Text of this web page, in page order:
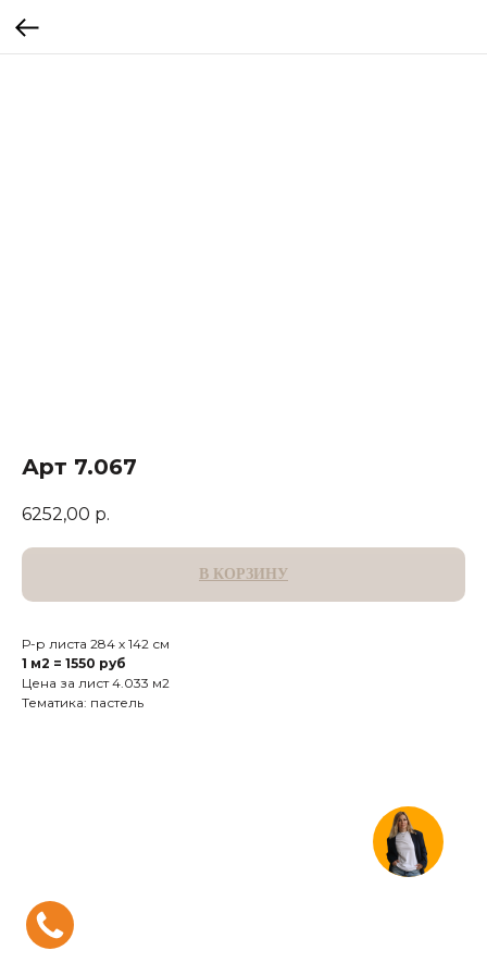
Арт 7.067
6252,00 р.
В КОРЗИНУ
Р-р листа 284 х 142 см
1 м2 = 1550 руб
Цена за лист 4.033 м2
Тематика: пастель